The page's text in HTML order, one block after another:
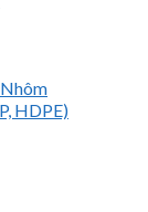
HDPE)